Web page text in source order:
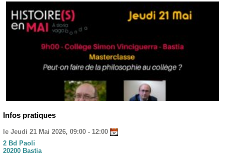
Infos pratiques
le Jeudi 21 Mai 2026, 09:00 - 12:00
2 Bd Paoli
20200 Bastia